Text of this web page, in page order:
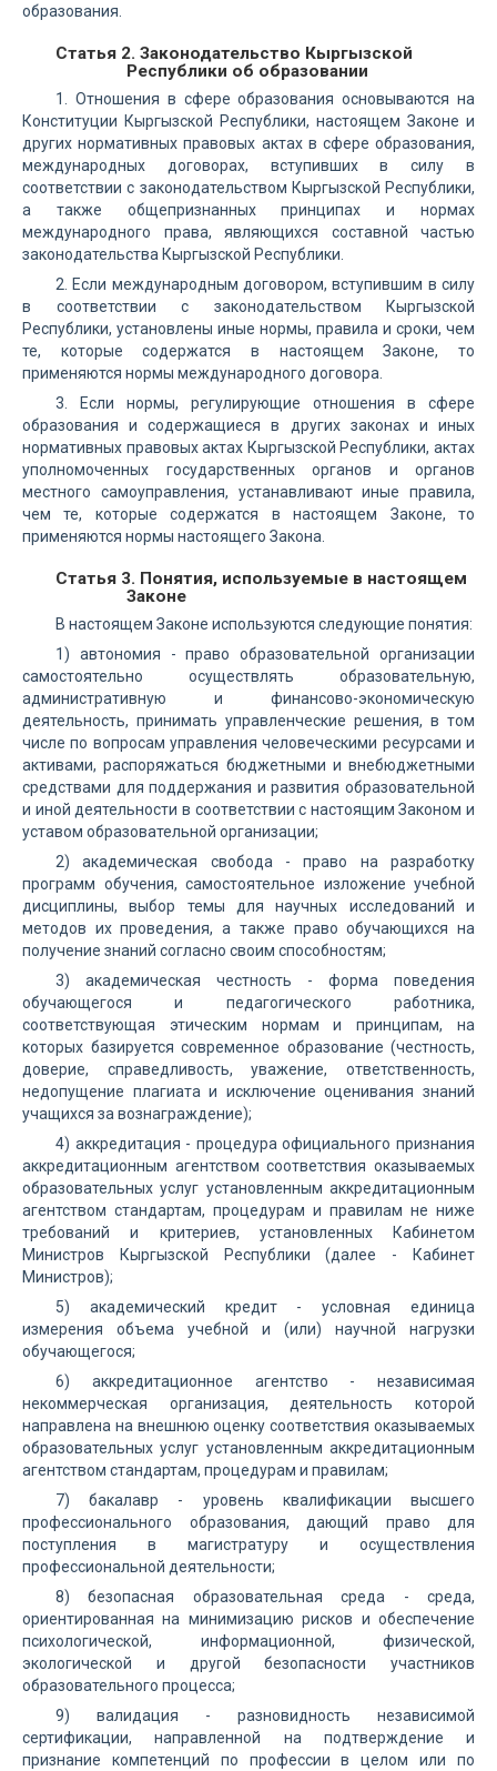
образования.
Статья 2. Законодательство Кыргызской
Республики об образовании
1. Отношения в сфере образования основываются на
Конституции Кыргызской Республики, настоящем Законе и
других нормативных правовых актах в сфере образования,
международных договорах, вступивших в силу в
соответствии с законодательством Кыргызской Республики,
а также общепризнанных принципах и нормах
международного права, являющихся составной частью
законодательства Кыргызской Республики.
2. Если международным договором, вступившим в силу
в соответствии с законодательством Кыргызской
Республики, установлены иные нормы, правила и сроки, чем
те, которые содержатся в настоящем Законе, то
применяются нормы международного договора.
3. Если нормы, регулирующие отношения в сфере
образования и содержащиеся в других законах и иных
нормативных правовых актах Кыргызской Республики, актах
уполномоченных государственных органов и органов
местного самоуправления, устанавливают иные правила,
чем те, которые содержатся в настоящем Законе, то
применяются нормы настоящего Закона.
Статья 3. Понятия, используемые в настоящем
Законе
В настоящем Законе используются следующие понятия:
1) автономия - право образовательной организации
самостоятельно осуществлять образовательную,
административную и финансово-экономическую
деятельность, принимать управленческие решения, в том
числе по вопросам управления человеческими ресурсами и
активами, распоряжаться бюджетными и внебюджетными
средствами для поддержания и развития образовательной
и иной деятельности в соответствии с настоящим Законом и
уставом образовательной организации;
2) академическая свобода - право на разработку
программ обучения, самостоятельное изложение учебной
дисциплины, выбор темы для научных исследований и
методов их проведения, а также право обучающихся на
получение знаний согласно своим способностям;
3) академическая честность - форма поведения
обучающегося и педагогического работника,
соответствующая этическим нормам и принципам, на
которых базируется современное образование (честность,
доверие, справедливость, уважение, ответственность,
недопущение плагиата и исключение оценивания знаний
учащихся за вознаграждение);
4) аккредитация - процедура официального признания
аккредитационным агентством соответствия оказываемых
образовательных услуг установленным аккредитационным
агентством стандартам, процедурам и правилам не ниже
требований и критериев, установленных Кабинетом
Министров Кыргызской Республики (далее - Кабинет
Министров);
5) академический кредит - условная единица
измерения объема учебной и (или) научной нагрузки
обучающегося;
6) аккредитационное агентство - независимая
некоммерческая организация, деятельность которой
направлена на внешнюю оценку соответствия оказываемых
образовательных услуг установленным аккредитационным
агентством стандартам, процедурам и правилам;
7) бакалавр - уровень квалификации высшего
профессионального образования, дающий право для
поступления в магистратуру и осуществления
профессиональной деятельности;
8) безопасная образовательная среда - среда,
ориентированная на минимизацию рисков и обеспечение
психологической, информационной, физической,
экологической и другой безопасности участников
образовательного процесса;
9) валидация - разновидность независимой
сертификации, направленной на подтверждение и
признание компетенций по профессии в целом или по